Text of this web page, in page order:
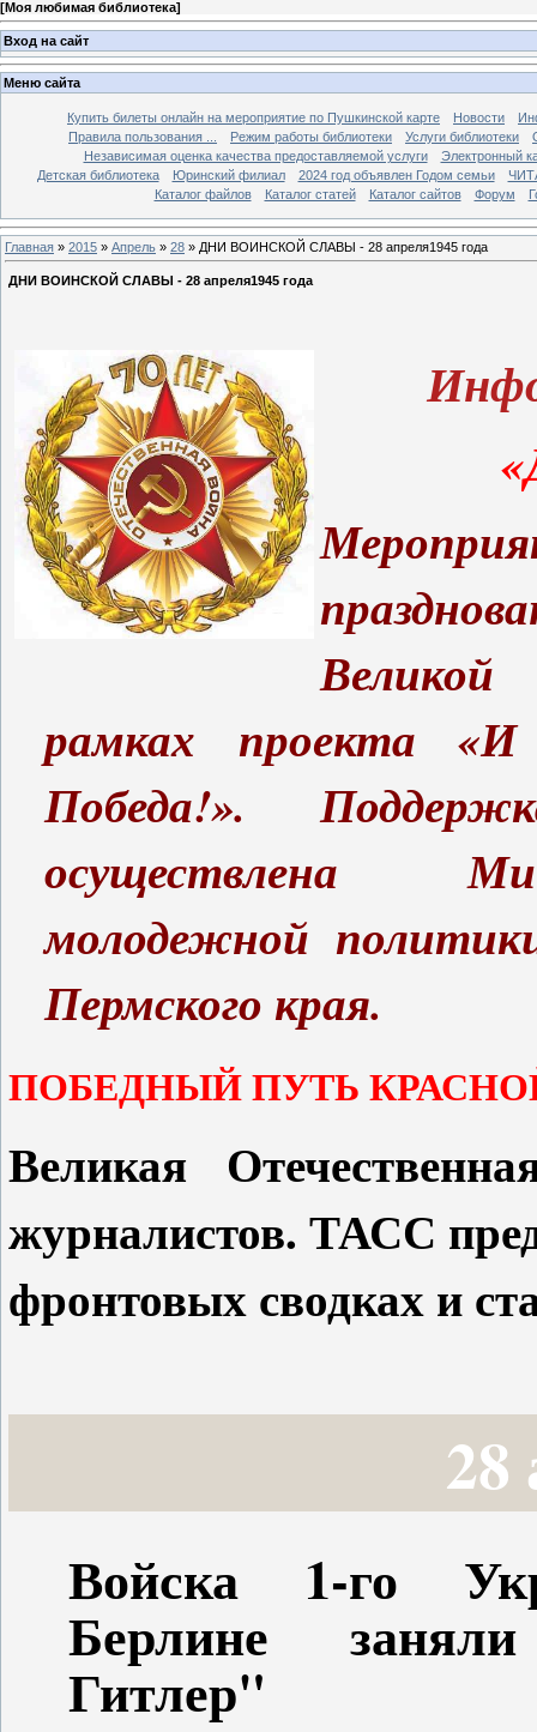
[Моя любимая библиотека]
Вход на сайт
Меню сайта
Купить билеты онлайн на мероприятие по Пушкинской карте Новости
Правила пользования ...
Режим работы библиотеки Услуги библиотеки
Независимая оценка качества предоставляемой услуги
Электронный
Детская библиотека
Юринский филиал 2024 год объявлен Годом семьи
Каталог файлов
Каталог статей Каталог сайтов Форум
Главная » 2015 » Апрель » 28 » ДНИ ВОИНСКОЙ СЛАВЫ - 28 апреля1945 года
ДНИ ВОИНСКОЙ СЛАВЫ - 28 апреля1945 года
рамках проекта
Победа!».
осуществлена
молодежной
Пермского края.
ПОБЕДНЫЙ ПУТЬ
Великая
журналистов. ТАСС
фронтовых сводках и
28
Войска 1-го
Берлине
Гитлер"